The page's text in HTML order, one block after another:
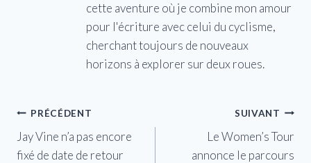
cette aventure où je combine mon amour
pour l'écriture avec celui du cyclisme,
cherchant toujours de nouveaux
horizons à explorer sur deux roues.
Navigation
de
PRÉCÉDENT
Jay Vine n’a pas encore
fixé de date de retour
SUIVANT
Le Women’s Tour
annonce le parcours